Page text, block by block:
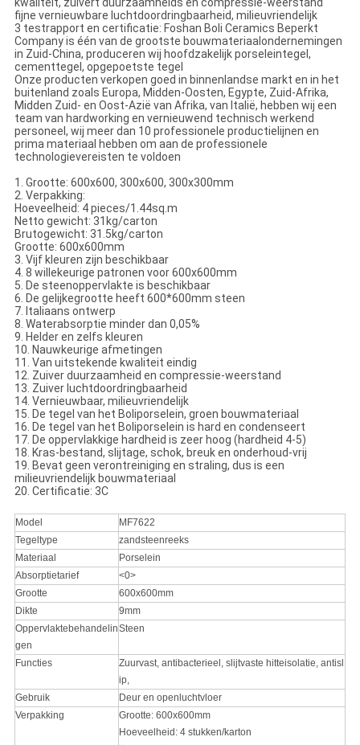
kwaliteit, zuivert duurzaamheids en compressie-weerstand
fijne vernieuwbare luchtdoordringbaarheid, milieuvriendelijk
3 testrapport en certificatie: Foshan Boli Ceramics Beperkt
Company is één van de grootste bouwmateriaalondernemingen
in Zuid-China, produceren wij hoofdzakelijk porseleintegel,
cementtegel, opgepoetste tegel
Onze producten verkopen goed in binnenlandse markt en in het
buitenland zoals Europa, Midden-Oosten, Egypte, Zuid-Afrika,
Midden Zuid- en Oost-Azië van Afrika, van Italië, hebben wij een
team van hardworking en vernieuwend technisch werkend
personeel, wij meer dan 10 professionele productielijnen en
prima materiaal hebben om aan de professionele
technologievereisten te voldoen
1. Grootte: 600x600, 300x600, 300x300mm
2. Verpakking:
Hoeveelheid: 4 pieces/1.44sq.m
Netto gewicht: 31kg/carton
Brutogewicht: 31.5kg/carton
Grootte: 600x600mm
3. Vijf kleuren zijn beschikbaar
4. 8 willekeurige patronen voor 600x600mm
5. De steenoppervlakte is beschikbaar
6. De gelijkegrootte heeft 600*600mm steen
7. Italiaans ontwerp
8. Waterabsorptie minder dan 0,05%
9. Helder en zelfs kleuren
10. Nauwkeurige afmetingen
11. Van uitstekende kwaliteit eindig
12. Zuiver duurzaamheid en compressie-weerstand
13. Zuiver luchtdoordringbaarheid
14. Vernieuwbaar, milieuvriendelijk
15. De tegel van het Boliporselein, groen bouwmateriaal
16. De tegel van het Boliporselein is hard en condenseert
17. De oppervlakkige hardheid is zeer hoog (hardheid 4-5)
18. Kras-bestand, slijtage, schok, breuk en onderhoud-vrij
19. Bevat geen verontreiniging en straling, dus is een
milieuvriendelijk bouwmateriaal
20. Certificatie: 3C
Model
MF7622
Tegeltype
zandsteenreeks
Materiaal
Porselein
Absorptietarief
<0>
Grootte
600x600mm
Dikte
9mm
Oppervlaktebehandelin
gen
Steen
Functies
Zuurvast, antibacterieel, slijtvaste hitteisolatie, antisl
ip,
Gebruik
Deur en openluchtvloer
Verpakking
Grootte: 600x600mm
Hoeveelheid: 4 stukken/karton